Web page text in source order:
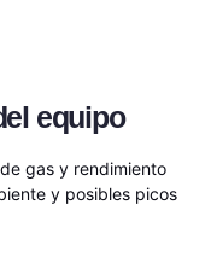
equipo
gas y rendimiento
y posibles picos